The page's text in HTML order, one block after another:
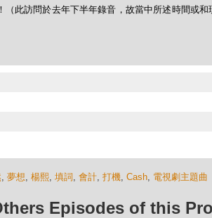
（此訪問於去年下半年錄音，故當中所述時間或
, 夢想, 楊熙, 填詞 , 會計, 打機, Cash, 電視劇主題曲
Episodes of this